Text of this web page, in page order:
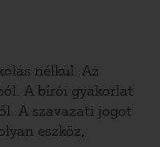
nélkül. Az
A bírói gyakorlat
A szavazati jogot
eszköz,